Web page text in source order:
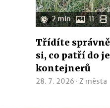
2 min 11
Třídíte
si, co patří do
kontejnerů
28. 7. 2026 · Z města